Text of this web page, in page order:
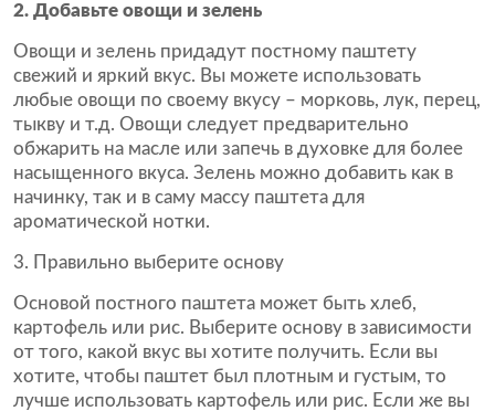
2. Добавьте овощи и зелень
Овощи и зелень придадут постному паштету
свежий и яркий вкус. Вы можете использовать
любые овощи по своему вкусу – морковь, лук, перец,
тыкву и т.д. Овощи следует предварительно
обжарить на масле или запечь в духовке для более
насыщенного вкуса. Зелень можно добавить как в
начинку, так и в саму массу паштета для
ароматической нотки.
3. Правильно выберите основу
Основой постного паштета может быть хлеб,
картофель или рис. Выберите основу в зависимости
от того, какой вкус вы хотите получить. Если вы
хотите, чтобы паштет был плотным и густым, то
лучше использовать картофель или рис. Если же вы